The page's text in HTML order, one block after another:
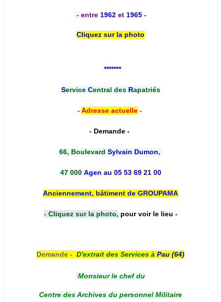
- entre 1962 et 1965 -
Cliquez sur la photo
*******
Service Central desRapatriés
-Adresse actuelle-
- Demande -
66, Boulevard Sylvain Dumon,
47 000 Agen au 05 53 69 21 00
Anciennement, bâtiment de GROUPAMA
- Cliquez sur la photo, pour voir le lieu -
Demande - D'extrait des Services à Pau (64)
Monsieur le chef du
Centre des Archives du personnel Militaire